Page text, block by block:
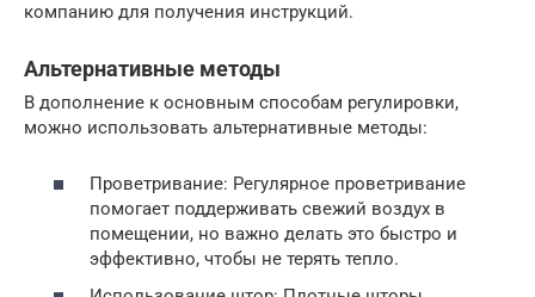
компанию для получения инструкций.
Альтернативные методы
В дополнение к основным способам регулировки,
можно использовать альтернативные методы:
Проветривание: Регулярное проветривание
помогает поддерживать свежий воздух в
помещении, но важно делать это быстро и
эффективно, чтобы не терять тепло.